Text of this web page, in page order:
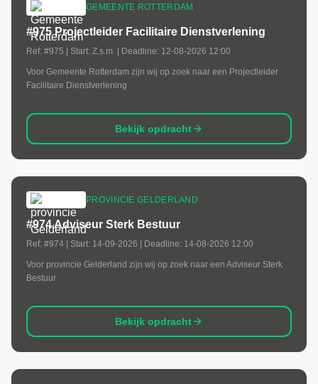
GEMEENTE ROTTERDAM
#975 Projectleider Facilitaire Dienstverlening
Ref: #975 | Start: Z.s.m. | Deadline: 12-08-2026 12:00
Voor Gemeente Rotterdam zijn wij op zoek naar een Projectleider
Facilitaire Dienstverlening
Bekijk opdracht
PROVINCIE GELDERLAND
#974 Adviseur Sterk Bestuur
Ref: #974 | Start: 14-09-2026 | Deadline: 14-08-2026 12:00
Voor provincie Gelderland zijn wij op zoek naar een Adviseur Sterk
Bestuur
Bekijk opdracht